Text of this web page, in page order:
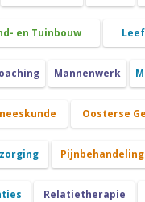
en Tuinbouw
Mannenwerk
Oosterse
Relatietherapie